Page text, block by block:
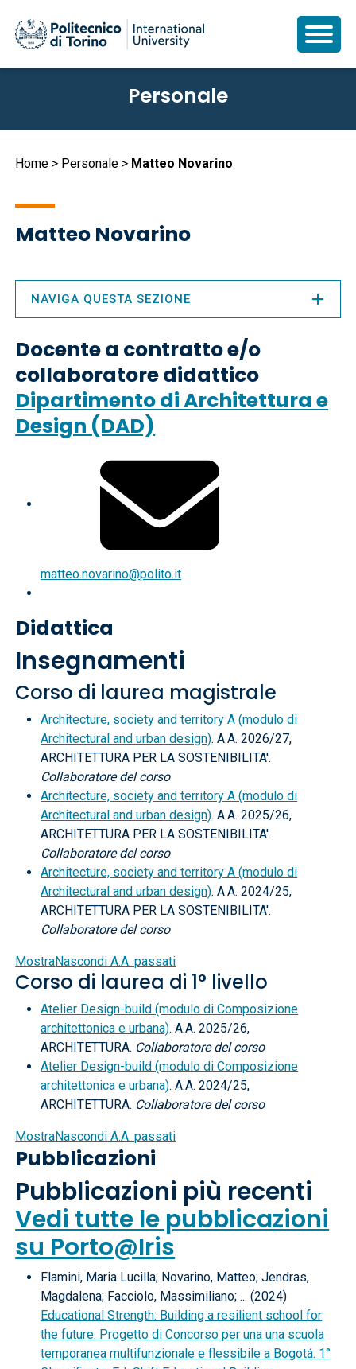
principale
Personale
Briciole
Home Personale Matteo Novarino
Matteo Novarino
Docente a contratto e/o
collaboratore didattico
Dipartimento di Architettura e
Design (DAD)
matteo.novarino@polito.it
Didattica
Insegnamenti
Corso di laurea magistrale
Architecture, society and territory A (modulo di
Architectural and urban design). A.A. 2026/27,
ARCHITETTURA PER LA SOSTENIBILITA'.
Collaboratore del corso
Architecture, society and territory A (modulo di
Architectural and urban design). A.A. 2025/26,
ARCHITETTURA PER LA SOSTENIBILITA'.
Collaboratore del corso
Architecture, society and territory A (modulo di
Architectural and urban design). A.A. 2024/25,
ARCHITETTURA PER LA SOSTENIBILITA'.
Collaboratore del corso
MostraNascondi A.A. passati
Corso di laurea di 1° livello
Atelier Design-build (modulo di Composizione
architettonica e urbana). A.A. 2025/26,
ARCHITETTURA. Collaboratore del corso
Atelier Design-build (modulo di Composizione
architettonica e urbana). A.A. 2024/25,
ARCHITETTURA. Collaboratore del corso
MostraNascondi A.A. passati
Pubblicazioni
Pubblicazioni più recenti
Vedi tutte le pubblicazioni
su Porto@Iris
Flamini, Maria Lucilla; Novarino, Matteo; Jendras,
Magdalena; Facciolo, Massimiliano; ... (2024)
Educational Strength: Building a resilient school for
the future. Progetto di Concorso per una una scuola
temporanea multifunzionale e flessibile a Bogotá. 1°
NAVIGA QUESTA SEZIONE